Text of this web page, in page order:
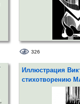
326
Иллюстрация
стихотворению